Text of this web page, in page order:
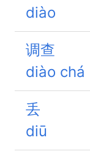
diào
调查
diào chá
丢
diū